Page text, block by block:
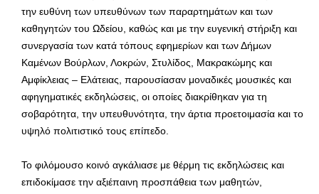
την ευθύνη των υπευθύνων των παραρτημάτων και των
καθηγητών του Ωδείου, καθώς και με την ευγενική στήριξη και
συνεργασία των κατά τόπους εφημερίων και των Δήμων
Καμένων Βούρλων, Λοκρών, Στυλίδος, Μακρακώμης και
Αμφίκλειας – Ελάτειας, παρουσίασαν μοναδικές μουσικές και
αφηγηματικές εκδηλώσεις, οι οποίες διακρίθηκαν για τη
σοβαρότητα, την υπευθυνότητα, την άρτια προετοιμασία και το
υψηλό πολιτιστικό τους επίπεδο.
Το φιλόμουσο κοινό αγκάλιασε με θέρμη τις εκδηλώσεις και
επιδοκίμασε την αξιέπαινη προσπάθεια των μαθητών,